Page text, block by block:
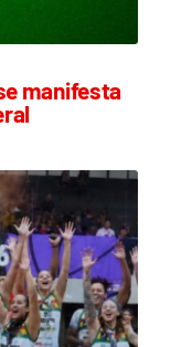
manifesta